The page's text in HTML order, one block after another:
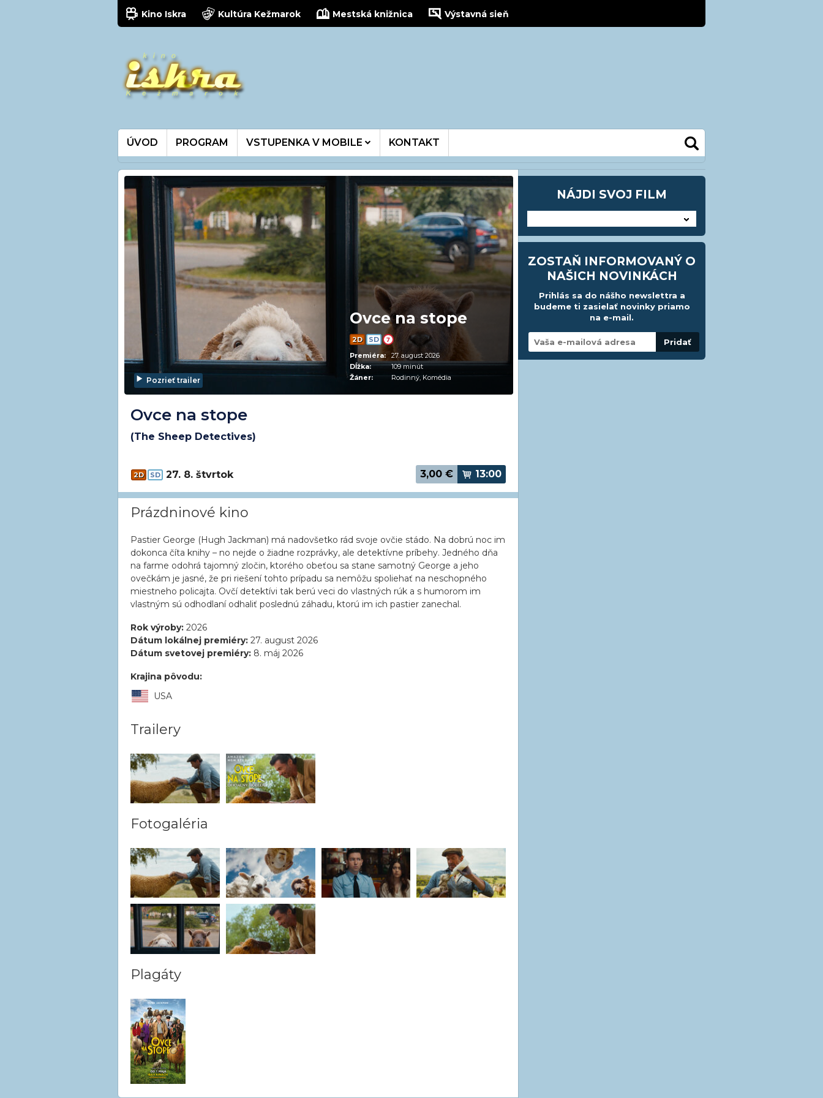
Kino Iskra Kultúra Kežmarok Mestská knižnica Výstavná sieň
ÚVOD PROGRAM VSTUPENKA V MOBILE KONTAKT
Pozrieť trailer
Ovce na stope
2D SD
7
Premiéra:
27. august 2026
Dĺžka:
109 minút
Žáner:
Rodinný, Komédia
Ovce na stope
(The Sheep Detectives)
2D SD 27. 8. štvrtok 3,00 € 13:00
Prázdninové kino
Pastier George (Hugh Jackman) má nadovšetko rád svoje ovčie stádo. Na dobrú noc im
dokonca číta knihy – no nejde o žiadne rozprávky, ale detektívne príbehy. Jedného dňa
na farme odohrá tajomný zločin, ktorého obeťou sa stane samotný George a jeho
ovečkám je jasné, že pri riešení tohto prípadu sa nemôžu spoliehať na neschopného
miestneho policajta. Ovčí detektívi tak berú veci do vlastných rúk a s humorom im
vlastným sú odhodlaní odhaliť poslednú záhadu, ktorú im ich pastier zanechal.
Rok výroby: 2026
Dátum lokálnej premiéry: 27. august 2026
Dátum svetovej premiéry: 8. máj 2026
Krajina pôvodu:
USA
Trailery
Fotogaléria
Plagáty
NÁJDI SVOJ FILM
ZOSTAŇ INFORMOVANÝ O
NAŠICH NOVINKÁCH
Prihlás sa do nášho newslettra a
budeme ti zasielať novinky priamo
na e-mail.